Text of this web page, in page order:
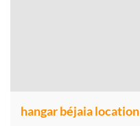
hangar béjaia location